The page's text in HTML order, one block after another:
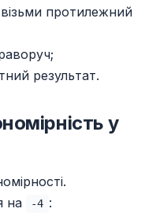
протилежний
результат.
у
на
-4 :